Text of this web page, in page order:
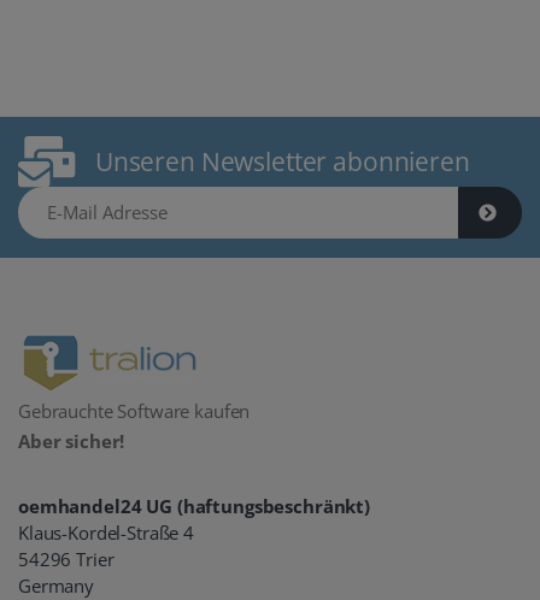
Unseren Newsletter abonnieren
E-Mail Adresse
Gebrauchte Software kaufen
Aber sicher!
oemhandel24 UG (haftungsbeschränkt)
Klaus-Kordel-Straße 4
54296 Trier
Germany